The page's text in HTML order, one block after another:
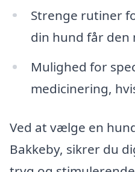
Strenge rutiner
din hund får den
Mulighed for
medicinering,
Ved at vælge en
Bakkeby, sikrer du